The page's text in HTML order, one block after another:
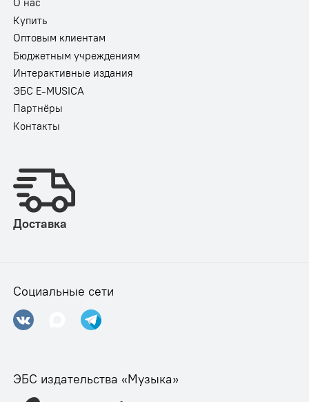
О нас
Купить
Оптовым клиентам
Бюджетным учреждениям
Интерактивные издания
ЭБС E-MUSICA
Партнёры
Контакты
Доставка
Социальные сети
ЭБС издательства «Музыка»